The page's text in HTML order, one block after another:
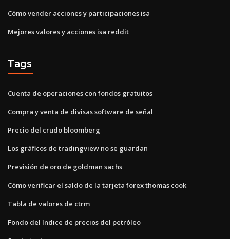
Cómo vender acciones y participaciones isa
Mejores valores y acciones isa reddit
Tags
Cuenta de operaciones con fondos gratuitos
Compra y venta de divisas software de señal
Precio del crudo bloomberg
Los gráficos de tradingview no se guardan
Previsión de oro de goldman sachs
Cómo verificar el saldo de la tarjeta forex thomas cook
Tabla de valores de ctrm
Fondo del índice de precios del petróleo